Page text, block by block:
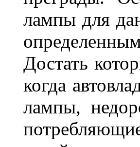
лампы для
Достать
когда
лампы,